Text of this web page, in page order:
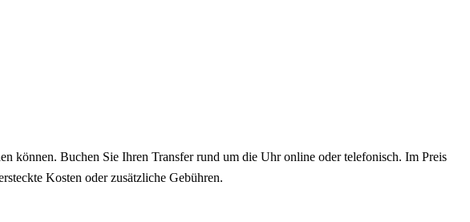
können. Buchen Sie Ihren Transfer rund um die Uhr online oder telefonisch. Im Preis
Kosten oder zusätzliche Gebühren.